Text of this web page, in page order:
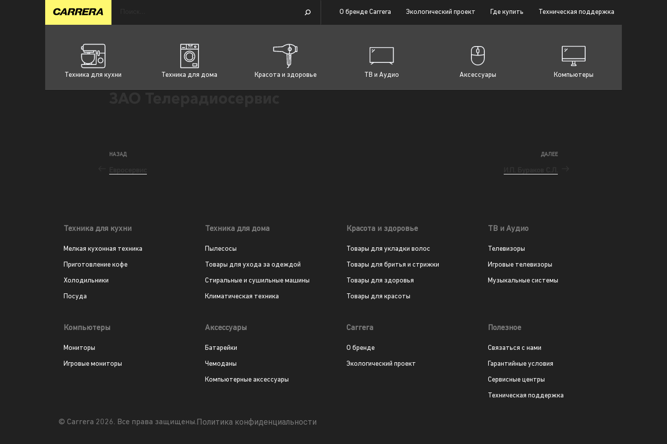
О бренде Carrera Экологический проект Где купить Техническая поддержка
Техника для кухни Техника для дома Красота и здоровье ТВ и Аудио Аксессуары Компьютеры
НАЗАД ДАЛЕЕ
Техника для кухни
Мелкая кухонная техника
Приготовление кофе
Холодильники
Посуда
Техника для дома
Пылесосы
Товары для ухода за одеждой
Стиральные и сушильные машины
Климатическая техника
Красота и здоровье
Товары для укладки волос
Товары для бритья и стрижки
Товары для здоровья
Товары для красоты
ТВ и Аудио
Телевизоры
Игровые телевизоры
Музыкальные системы
Компьютеры
Мониторы
Игровые мониторы
Аксессуары
Батарейки
Чемоданы
Компьютерные аксессуары
Carrera
О бренде
Экологический проект
Полезное
Связаться с нами
Гарантийные условия
Сервисные центры
Техническая поддержка
© Carrera 2026. Все права защищены.Политика конфиденциальности